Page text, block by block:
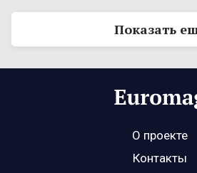
Показать
О проекте
Контакты